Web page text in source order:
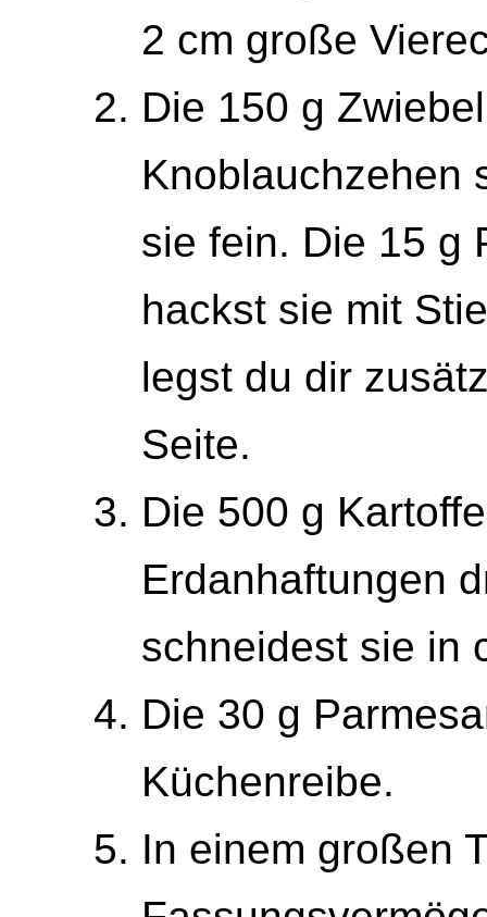
2 cm große
Die 150 g
Knoblauchzehen
sie fein. Die 15 g
hackst sie mit
legst du dir
Seite.
Die 500 g
Erdanhaftungen
schneidest sie in
Die 30 g
Küchenreibe.
In einem großen